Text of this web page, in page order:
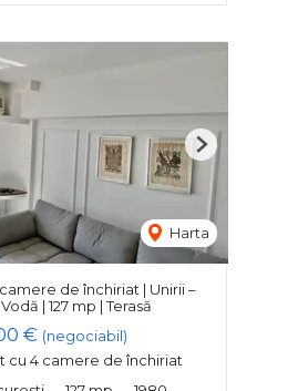
Harta
Next
de închiriat | Unirii –
| 127 mp | Terasă
€ (negociabil)
cu 4 camere de închiriat